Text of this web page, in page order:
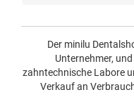
Der minilu
Unternehmer,
zahntechnische Labore
Verkauf an